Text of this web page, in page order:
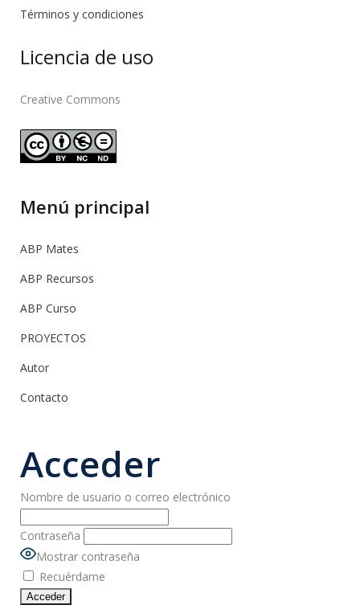
Términos y condiciones
Licencia de uso
Creative Commons
Menú principal
ABP Mates
ABP Recursos
ABP Curso
PROYECTOS
Autor
Contacto
Acceder
Nombre de usuario o correo electrónico
Contraseña
Mostrar contraseña
Recuérdame